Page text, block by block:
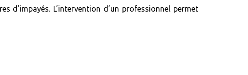
d’impayés. L’intervention d’un professionnel permet